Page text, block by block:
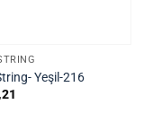
Yeşil-216